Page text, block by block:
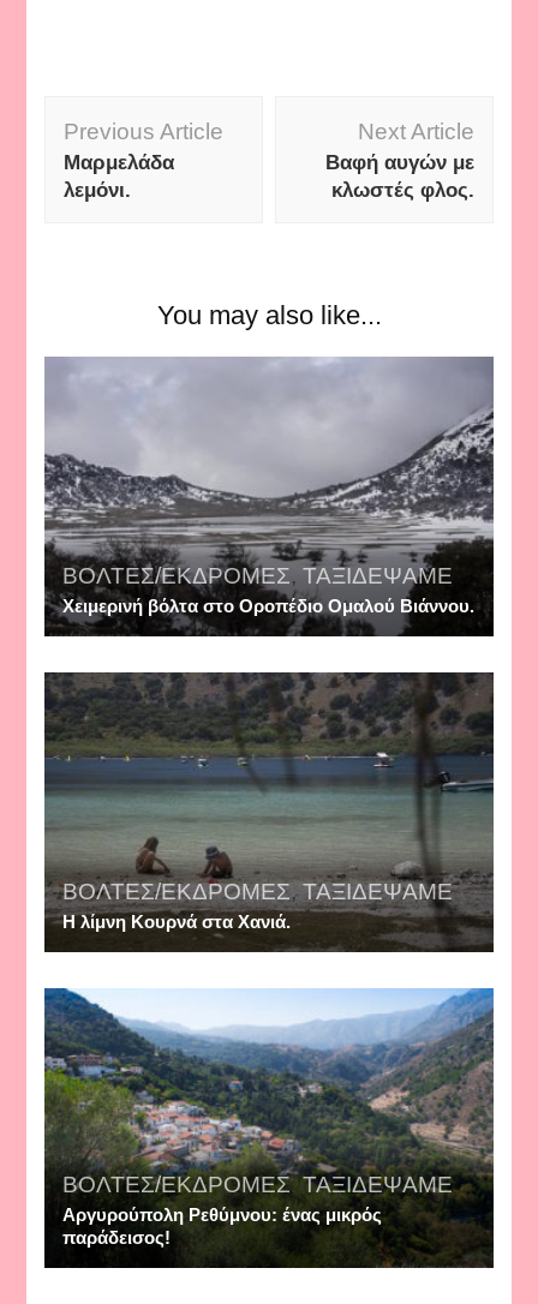
Post
Navigation
Previous Article
Μαρμελάδα
λεμόνι.
Next Article
Βαφή αυγών με
κλωστές φλος.
You may also like...
ΒΟΛΤΕΣ/ΕΚΔΡΟΜΕΣ,ΤΑΞΙΔΕΨΑΜΕ
Χειμερινή βόλτα στο Οροπέδιο Ομαλού Βιάννου.
ΒΟΛΤΕΣ/ΕΚΔΡΟΜΕΣ,ΤΑΞΙΔΕΨΑΜΕ
Η λίμνη Κουρνά στα Χανιά.
ΒΟΛΤΕΣ/ΕΚΔΡΟΜΕΣ,ΤΑΞΙΔΕΨΑΜΕ
Αργυρούπολη Ρεθύμνου: ένας μικρός
παράδεισος!